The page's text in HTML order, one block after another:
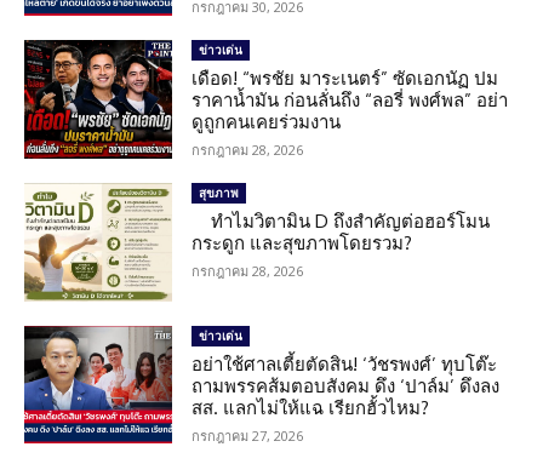
กรกฎาคม 30, 2026
ข่าวเด่น
เดือด! “พรชัย มาระเนตร์” ซัดเอกนัฏ ปม
ราคาน้ำมัน ก่อนลั่นถึง “ลอรี่ พงศ์พล” อย่า
ดูถูกคนเคยร่วมงาน
กรกฎาคม 28, 2026
สุขภาพ
ทำไมวิตามิน D ถึงสำคัญต่อฮอร์โมน
กระดูก และสุขภาพโดยรวม?
กรกฎาคม 28, 2026
ข่าวเด่น
อย่าใช้ศาลเตี้ยตัดสิน! ‘วัชรพงศ์’ ทุบโต๊ะ
ถามพรรคส้มตอบสังคม ดึง ‘ปาล์ม’ ดึงลง
สส. แลกไม่ให้แฉ เรียกฮั้วไหม?
กรกฎาคม 27, 2026